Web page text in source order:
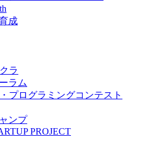
成
ラ
ラム
プログラミングコンテスト
ンプ
PROJECT